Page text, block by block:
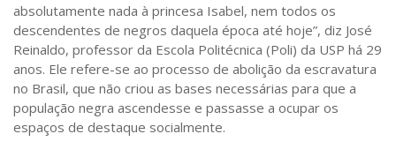
absolutamente nada à princesa Isabel, nem todos os
descendentes de negros daquela época até hoje”, diz José
Reinaldo, professor da Escola Politécnica (Poli) da USP há 29
anos. Ele refere-se ao processo de abolição da escravatura
no Brasil, que não criou as bases necessárias para que a
população negra ascendesse e passasse a ocupar os
espaços de destaque socialmente.